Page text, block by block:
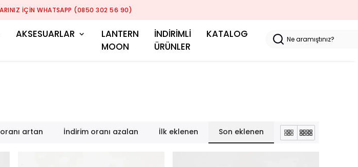
IÇIN WHATSAPP (0850 302 56 90)
AKSESUARLAR
LANTERN
MOON
İNDİRİMLİ
ÜRÜNLER
KATALOG
artan İndirim oranı azalan İlk eklenen Son eklenen